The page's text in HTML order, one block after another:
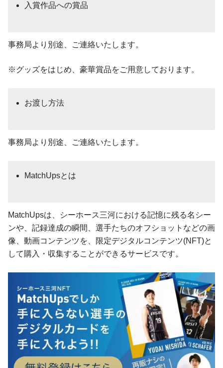
入賞作品への賞品
事務局より別途、ご連絡いたします。
※グッズをはじめ、豪華賞品をご用意しております。
お渡し方法
事務局より別途、ご連絡いたします。
MatchUpsとは
MatchUpsは、シーホース三河における記憶に残る名シー
ンや、記録達成の瞬間、選手たちのオフショットなどの画
像、動画コンテンツを、限定デジタルコンテンツ(NFT)と
して購入・収集することができるサービスです。